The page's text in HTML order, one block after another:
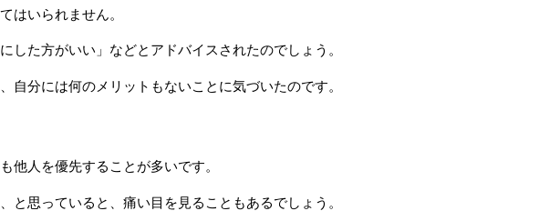
はいられません。
した方がいい」などとアドバイスされたのでしょう。
自分には何のメリットもないことに気づいたのです。
他人を優先することが多いです。
と思っていると、痛い目を見ることもあるでしょう。